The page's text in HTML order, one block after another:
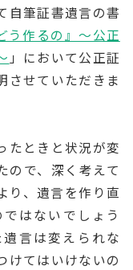
自筆証書遺言の書
う作るの』～公正
」において公正証
させていただきま
たときと状況が変
ので、深く考えて
り、遺言を作り直
はないでしょう
言は変えられな
けてはいけないの